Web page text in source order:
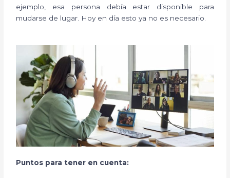
ejemplo, esa persona debía estar disponible para
mudarse de lugar. Hoy en día esto ya no es necesario.
Puntos para tener en cuenta: